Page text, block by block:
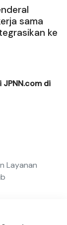
sama
ke
di
Layanan